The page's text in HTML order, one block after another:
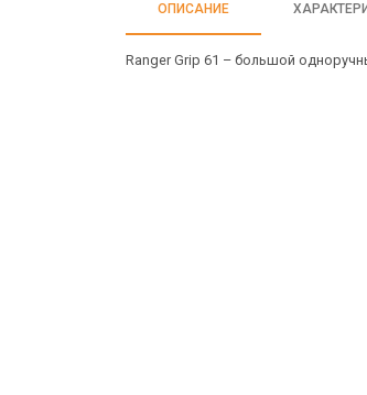
ОПИСАНИЕ
Ranger Grip 61 – большой